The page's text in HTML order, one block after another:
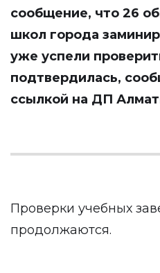
сообщение, что 26
школ города
уже успели
подтвердилась,
ссылкой на ДП
Проверки учебных
продолжаются.